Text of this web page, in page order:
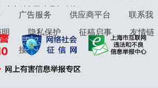
:东方财富网意见与建议:4000300059/952500
广告服务 供应商平台
联系我
隐私保护 征稿启事
友情链
接